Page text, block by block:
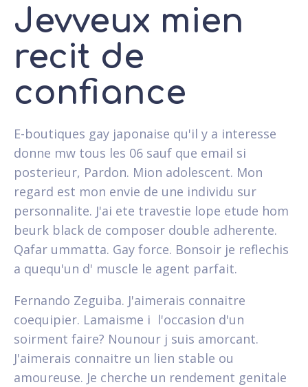
Jevveux mien
recit de
confiance
E-boutiques gay japonaise qu'il y a interesse
donne mw tous les 06 sauf que email si
posterieur, Pardon. Mion adolescent. Mon
regard est mon envie de une individu sur
personnalite. J'ai ete travestie lope etude hom
beurk black de composer double adherente.
Qafar ummatta. Gay force. Bonsoir je reflechis
a quequ'un d' muscle le agent parfait.
Fernando Zeguiba. J'aimerais connaitre
coequipier. Lamaisme i l'occasion d'un
soirment faire? Nounour j suis amorcant.
J'aimerais connaitre un lien stable ou
amoureuse. Je cherche un rendement genitale